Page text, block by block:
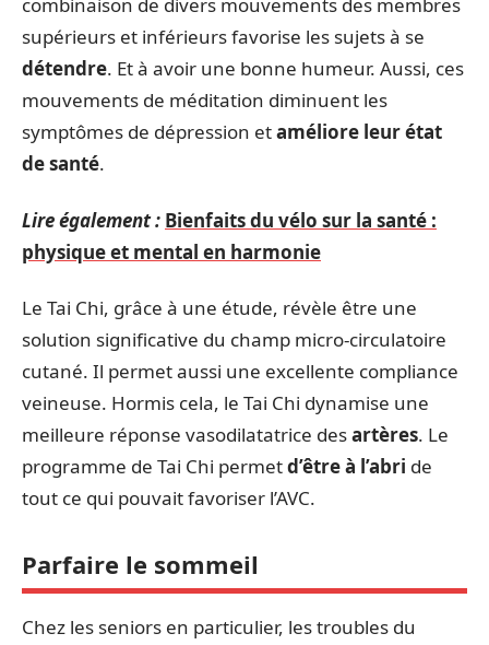
supérieurs et inférieurs favorise les sujets à se
détendre. Et à avoir une bonne humeur. Aussi, ces
mouvements de méditation diminuent les
symptômes de dépression etaméliore leur état
de santé.
Lire également : Bienfaits du vélo sur la santé :
physique et mental en harmonie
Le Tai Chi, grâce à une étude, révèle être une
solution significative du champ micro-circulatoire
cutané. Il permet aussi une excellente compliance
veineuse. Hormis cela, le Tai Chi dynamise une
meilleure réponse vasodilatatrice desartères. Le
programme de Tai Chi permetd’être à l’abri de
tout ce qui pouvait favoriser l’AVC.
Parfaire le sommeil
Chez les seniors en particulier, les troubles du